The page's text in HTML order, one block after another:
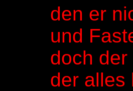
den er
und
doch
der alles